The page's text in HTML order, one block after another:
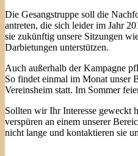
Die Gesangstruppe soll die
antreten, die sich leider im Jahr
sie zukünftig unsere Sitzungen
Darbietungen unterstützen.
Auch außerhalb der Kampagne
So findet einmal im Monat unser
Vereinsheim statt. Im Sommer
Sollten wir Ihr Interesse geweckt
verspüren an einem unserer
nicht lange und kontaktieren sie